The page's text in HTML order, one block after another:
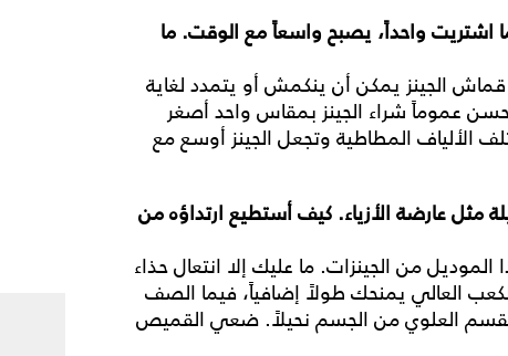
اشتريت واحداً، يصبح واسعاًمع الوقت. ما
الجينز يمكن أن ينكمش أو يتمدد لغاية
عموماً شراء الجينز بمقاس واحد أصغر
الألياف المطاطية وتجعل الجينز أوسع مع
مثلعارضة الأزياء. كيفأستطيع ارتداؤهمن
الموديل من الجينزات. ما عليك إلا انتعال حذاء
العالي يمنحك طولاً إضافياً، فيما الصف
القسم العلوي من الجسم نحيلاً. ضعي القميص